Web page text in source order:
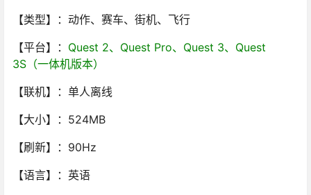
【类型】：动作、赛车、街机、飞行
【平台】： Quest 2、Quest Pro、Quest 3、Quest
3S（一体机版本）
【联机】：单人离线
【大小】：524MB
【刷新】：90Hz
【语言】：英语